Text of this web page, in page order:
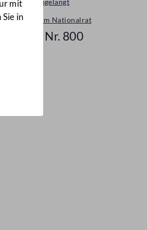
mit
in
Neu eingelangt
Neues im Nationalrat
Mail Nr. 800